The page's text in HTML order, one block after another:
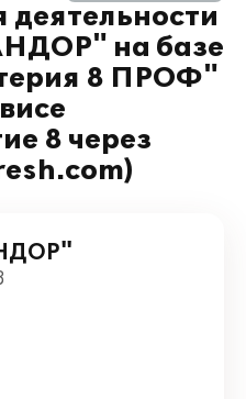
на базе
8 ПРОФ"
8 через